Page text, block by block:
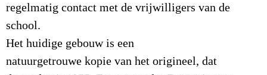
regelmatig contact met de vrijwilligers van de
school.
Het huidige gebouw is een
natuurgetrouwe kopie van het origineel, dat